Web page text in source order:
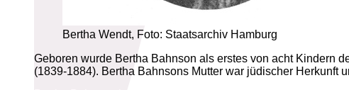
Bertha Wendt, Foto: Staatsarchiv Hamburg
Geboren wurde Bertha Bahnson als erstes von acht Kindern
(1839-1884). Bertha Bahnsons Mutter war jüdischer Herkunft